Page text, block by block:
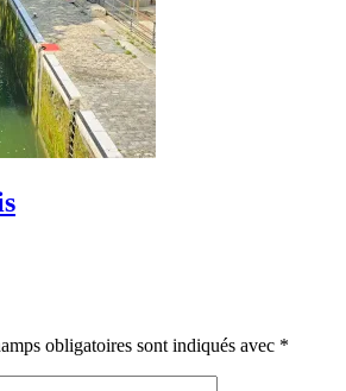
obligatoires sont indiqués avec *